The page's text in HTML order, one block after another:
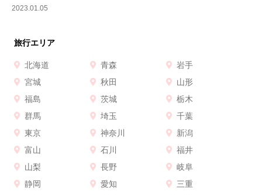
2023.01.05
旅行エリア
北海道 青森
岩手
宮城
秋田
山形
福島
茨城
栃木
群馬
埼玉
千葉
東京
神奈川
新潟
富山
石川
福井
山梨
長野
岐阜
静岡
愛知
三重